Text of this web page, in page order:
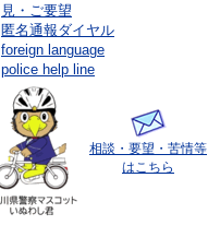
見・ご要望
匿名通報ダイヤル
foreign language
police help line
相談・要望・苦情等
はこちら